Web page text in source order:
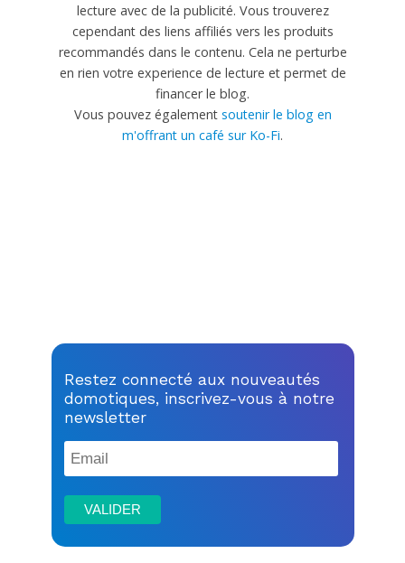
lecture avec de la publicité. Vous trouverez
cependant des liens affiliés vers les produits
recommandés dans le contenu. Cela ne perturbe
en rien votre experience de lecture et permet de
financer le blog.
Vous pouvez également soutenir le blog en
m'offrant un café sur Ko-Fi.
Restez connecté aux nouveautés
domotiques, inscrivez-vous à notre
newsletter